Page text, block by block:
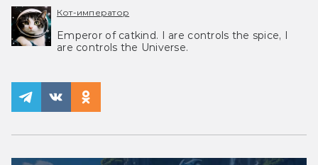
Кот-император
Emperor of catkind. I are controls the spice, I
are controls the Universe.